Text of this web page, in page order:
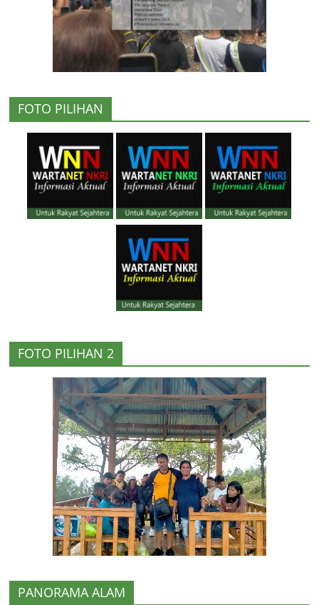
FOTO PILIHAN
FOTO PILIHAN 2
PANORAMA ALAM